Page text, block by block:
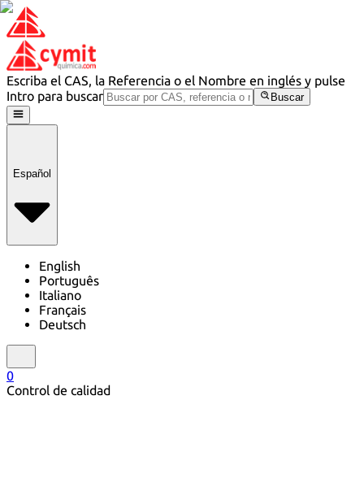
Escriba el CAS, la Referencia o el Nombre en inglés y pulse
Intro para buscar
Buscar
Español
English
Português
Italiano
Français
Deutsch
0
Control de calidad